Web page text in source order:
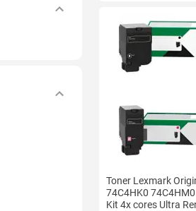
Toner Lexmark
74C4HK0
Kit 4x cores Ultra